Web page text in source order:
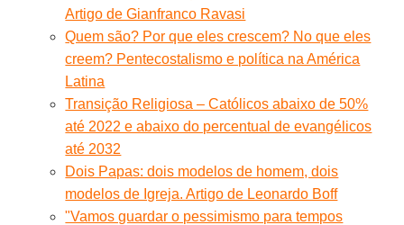
Artigo de Gianfranco Ravasi
Quem são? Por que eles crescem? No que eles
creem? Pentecostalismo e política na América
Latina
Transição Religiosa – Católicos abaixo de 50%
até 2022 e abaixo do percentual de evangélicos
até 2032
Dois Papas: dois modelos de homem, dois
modelos de Igreja. Artigo de Leonardo Boff
"Vamos guardar o pessimismo para tempos